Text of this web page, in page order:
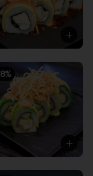
%